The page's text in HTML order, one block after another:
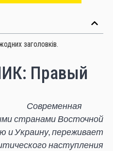
заголовків.
Правый
Современная
странами Восточной
и Украину, переживает
наступления